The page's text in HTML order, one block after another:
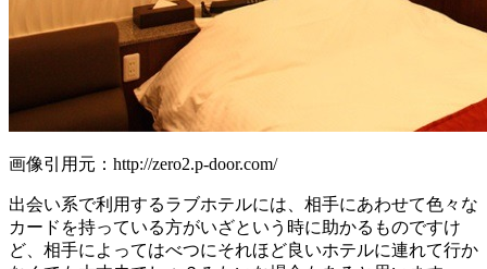
画像引用元：http://zero2.p-door.com/
出会い系で利用するラブホテルには、相手にあわせて色々な
カードを持っている方がいざという時に助かるものですけ
ど、相手によってはべつにそれほど良いホテルに連れて行か